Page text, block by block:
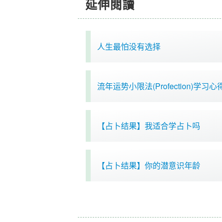
延伸閱讀
人生最怕没有选择
流年运势小限法(Profection)学习心
【占卜结果】我适合学占卜吗
【占卜结果】你的潜意识年龄